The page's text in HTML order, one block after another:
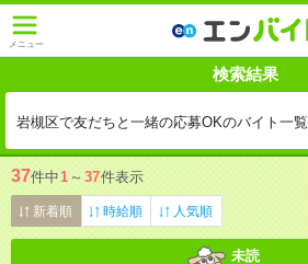
メニュー
検索結果
岩槻区で友だちと一緒の応募OKのバイト一覧
37件中1 ～ 37件表示
新着順 時給順 人気順
未読